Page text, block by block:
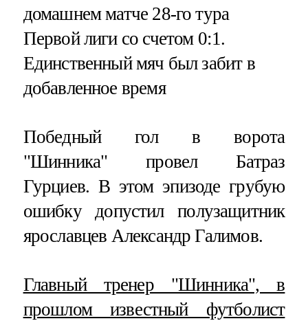
домашнем матче 28-го тура
Первой лиги со счетом 0:1.
Единственный мяч был забит в
добавленное время
Победный гол в ворота
"Шинника" провел Батраз
Гурциев. В этом эпизоде грубую
ошибку допустил полузащитник
ярославцев Александр Галимов.
Главный тренер "Шинника", в
прошлом известный футболист